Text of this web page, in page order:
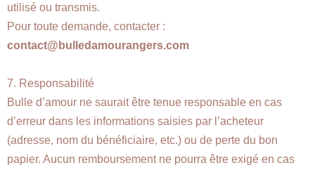
utilisé ou transmis.
Pour toute demande, contacter :
contact@bulledamourangers.com
7. Responsabilité
Bulle d’amour ne saurait être tenue responsable en cas
d’erreur dans les informations saisies par l’acheteur
(adresse, nom du bénéficiaire, etc.) ou de perte du bon
papier. Aucun remboursement ne pourra être exigé en cas